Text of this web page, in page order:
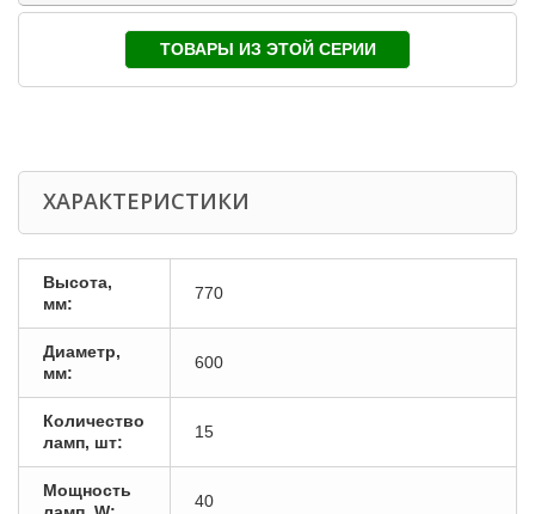
ТОВАРЫ ИЗ ЭТОЙ СЕРИИ
ХАРАКТЕРИСТИКИ
Высота,
мм:
770
Диаметр,
мм:
600
Количество
ламп, шт:
15
Мощность
40